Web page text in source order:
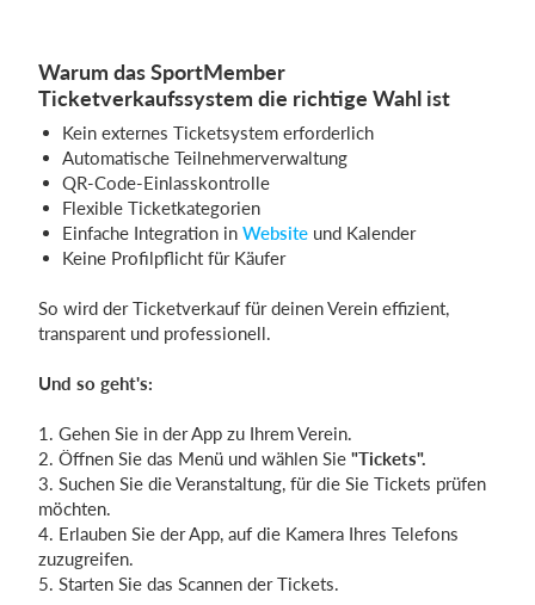
Warum das SportMember
Ticketverkaufssystem die richtige Wahl ist
Kein externes Ticketsystem erforderlich
Automatische Teilnehmerverwaltung
QR-Code-Einlasskontrolle
Flexible Ticketkategorien
Einfache Integration in Website und Kalender
Keine Profilpflicht für Käufer
So wird der Ticketverkauf für deinen Verein effizient,
transparent und professionell.
Und so geht's:
1. Gehen Sie in der App zu Ihrem Verein.
2. Öffnen Sie das Menü und wählen Sie "Tickets".
3. Suchen Sie die Veranstaltung, für die Sie Tickets prüfen
möchten.
4. Erlauben Sie der App, auf die Kamera Ihres Telefons
zuzugreifen.
5. Starten Sie das Scannen der Tickets.